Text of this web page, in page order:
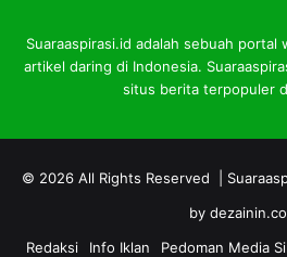
Suaraaspirasi.id adalah sebuah
artikel daring di Indonesia.
situs berita terpopuler
© 2026 All Rights Reserved |
by
Redaksi
Info Iklan Pedoman Media